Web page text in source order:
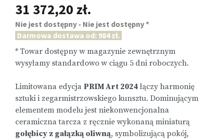
31 372,20 zł.
Nie jest dostępny - Nie jest dostępny *
Darmowa dostawa od: 984 zł.
* Towar dostępny w magazynie zewnętrznym
wysyłamy standardowo w ciągu 5 dni roboczych.
Limitowana edycja PRIM Art 2024 łączy harmonię
sztuki i zegarmistrzowskiego kunsztu. Dominującym
elementem modelu jest niekonwencjonalna
ceramiczna tarcza z ręcznie wykonaną miniaturą
gołębicy z gałązką oliwną, symbolizującą pokój,